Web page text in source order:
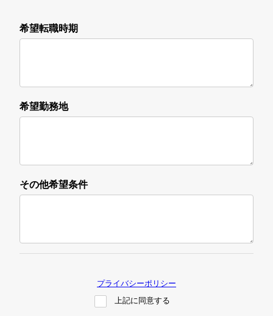
希望転職時期
希望勤務地
その他希望条件
プライバシーポリシー
上記に同意する